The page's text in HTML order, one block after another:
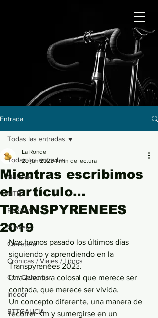
Entrada
Todas las entradas
Noticias
MTB
Reviews
Gravel
Carretera
Crónicas / Viajes / Libros
Cx / Ciclocrós
Indoor
BTTGALICIA
Todas las entradas
Mientras escribimos
el artículo...
TRANSPYRENEES
2019
La Ronde
29 jun 2023 1 min de lectura
Nos hemos pasado los últimos días
siguiendo y aprendiendo en la
Transpyrenees 2023.
Una aventura colosal que merece ser
contada, que merece ser vivida.
Un concepto diferente, una manera de
recorrer Km y sumergirse en un